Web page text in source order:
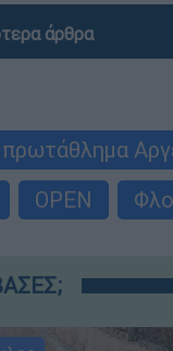
άρθρα
πρωτάθλημα
OPEN